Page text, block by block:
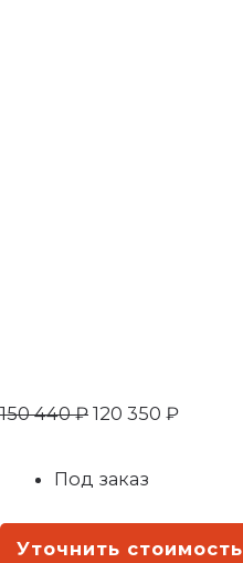
150 440₽ 120 350 ₽
Под заказ
Уточнить стоимость